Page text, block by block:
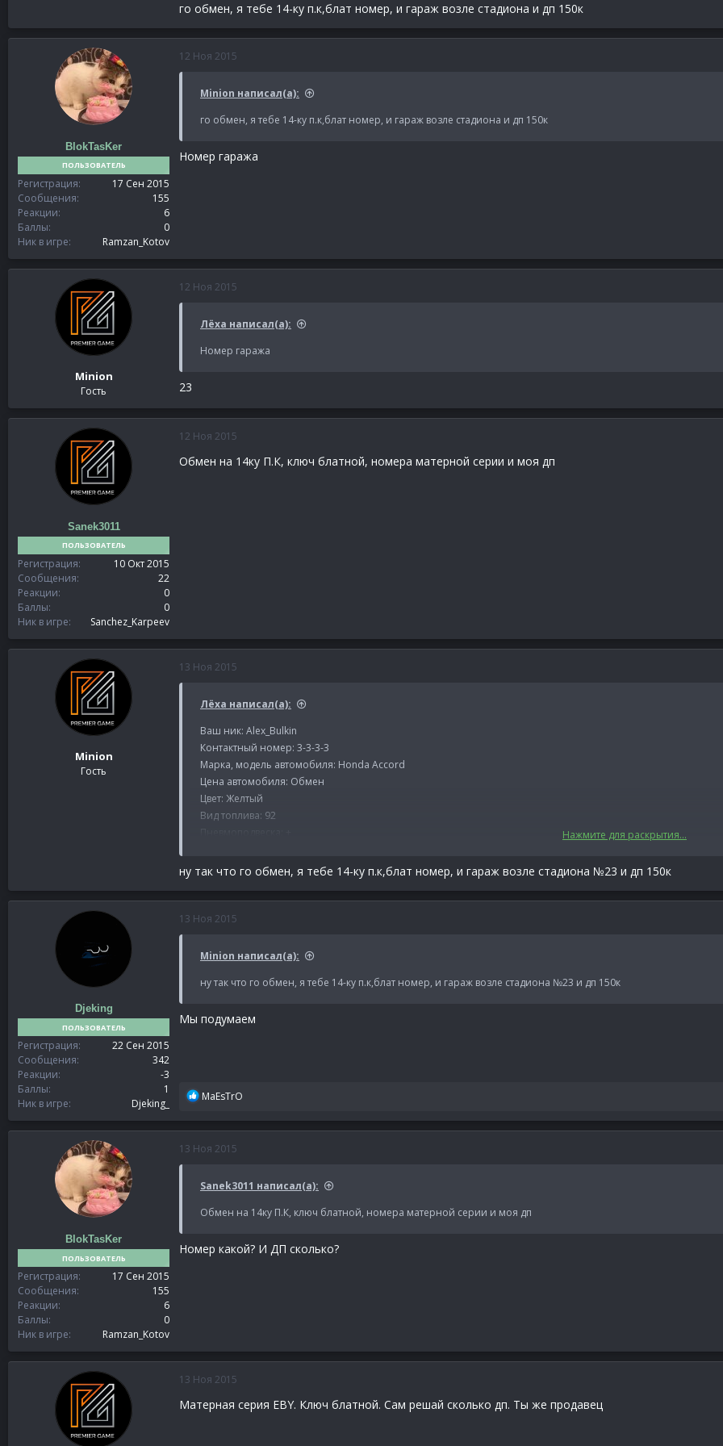
Неоновая подсветка: +
Спойлер:/pts
го обмен, я тебе 14-ку п.к,блат номер, и гараж возле стадиона и дп 150к
BlokTasKer
ПОЛЬЗОВАТЕЛЬ
Регистрация
17 Сен 2015
Сообщения
155
Реакции
6
Баллы
0
Ник в игре
Ramzan_Kotov
12 Ноя 2015
Minion написал(а):
го обмен, я тебе 14-ку п.к,блат номер, и гараж возле стадиона и дп 150к
Номер гаража
Minion
Гость
12 Ноя 2015
Лёха написал(а):
Номер гаража
23
Sanek3011
ПОЛЬЗОВАТЕЛЬ
Регистрация
10 Окт 2015
Сообщения
22
Реакции
0
Баллы
0
Ник в игре
Sanchez_Karpeev
12 Ноя 2015
Обмен на 14ку П.К, ключ блатной, номера матерной серии и моя дп
Minion
Гость
13 Ноя 2015
Лёха написал(а):
Ваш ник: Alex_Bulkin
Контактный номер: 3-3-3-3
Марка, модель автомобиля: Honda Accord
Цена автомобиля: Обмен
Цвет: Желтый
Вид топлива: 92
Неоновая подсветка: +
Спойлер:/pts
Нажмите для раскрытия...
ну так что го обмен, я тебе 14-ку п.к,блат номер, и гараж возле стадиона №23 и дп 150к
Djeking
ПОЛЬЗОВАТЕЛЬ
Регистрация
22 Сен 2015
Сообщения
342
Реакции
-3
Баллы
1
Ник в игре
Djeking_
13 Ноя 2015
Minion написал(а):
ну так что го обмен, я тебе 14-ку п.к,блат номер, и гараж возле стадиона №23 и дп 150к
Мы подумаем
Р
а
ц
и
MaEsTrO
BlokTasKer
ПОЛЬЗОВАТЕЛЬ
Регистрация
17 Сен 2015
Сообщения
155
Реакции
6
Баллы
0
Ник в игре
Ramzan_Kotov
13 Ноя 2015
Sanek3011 написал(а):
Обмен на 14ку П.К, ключ блатной, номера матерной серии и моя дп
Номер какой? И ДП сколько?
13 Ноя 2015
Матерная серия EBY. Ключ блатной. Сам решай сколько дп. Ты же продавец